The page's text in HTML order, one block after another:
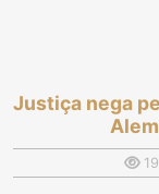
Justiça nega